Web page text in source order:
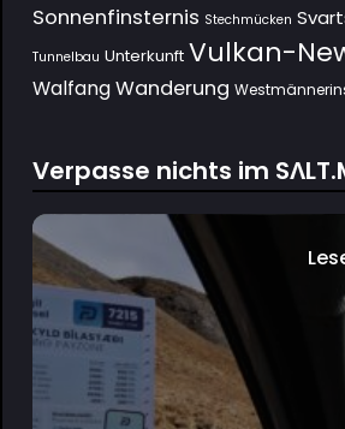
Sonnenfinsternis Stechmücken
Tunnelbau Unterkunft Vulkan-
Walfang Wanderung
Verpasse nichts im